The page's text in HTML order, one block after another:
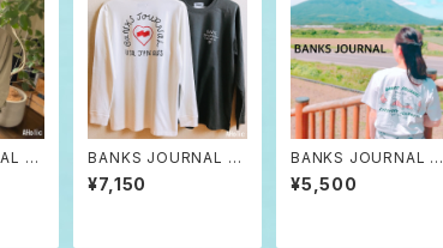
B
BANKS JOURNAL ロ
ンT バンクス ジャーナ
ル
¥7,150
BANKS JOURNAL T
シャツ mountain yac
ht bird バンクス ジャ
¥5,500